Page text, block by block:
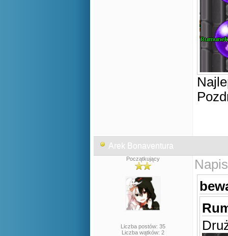
Arek Bonaventura
Początkujący
Liczba postów: 35
Liczba wątków: 2